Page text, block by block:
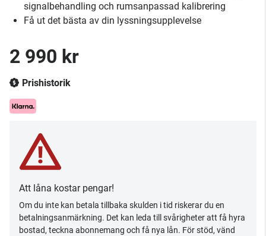
signalbehandling och rumsanpassad kalibrering
Få ut det bästa av din lyssningsupplevelse
2 990 kr
Prishistorik
Att låna kostar pengar!
Om du inte kan betala tillbaka skulden i tid riskerar du en
betalningsanmärkning. Det kan leda till svårigheter att få hyra
bostad, teckna abonnemang och få nya lån. För stöd, vänd